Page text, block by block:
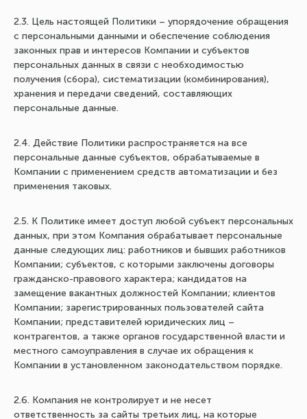
2.3. Цель настоящей Политики – упорядочение обращения
с персональными данными и обеспечение соблюдения
законных прав и интересов Компании и субъектов
персональных данных в связи с необходимостью
получения (сбора), систематизации (комбинирования),
хранения и передачи сведений, составляющих
персональные данные.
2.4. Действие Политики распространяется на все
персональные данные субъектов, обрабатываемые в
Компании с применением средств автоматизации и без
применения таковых.
2.5. К Политике имеет доступ любой субъект персональных
данных, при этом Компания обрабатывает персональные
данные следующих лиц: работников и бывших работников
Компании; субъектов, с которыми заключены договоры
гражданско-правового характера; кандидатов на
замещение вакантных должностей Компании; клиентов
Компании; зарегистрированных пользователей сайта
Компании; представителей юридических лиц –
контрагентов, а также органов государственной власти и
местного самоуправления в случае их обращения к
Компании в установленном законодательством порядке.
2.6. Компания не контролирует и не несет
ответственность за сайты третьих лиц, на которые